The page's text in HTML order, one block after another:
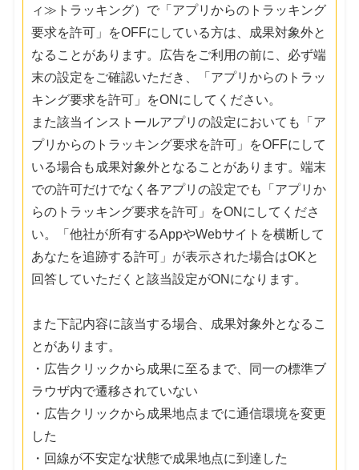
ィ≫トラッキング）で「アプリからのトラッキング
要求を許可」をOFFにしている方は、成果対象外と
なることがあります。広告をご利用の前に、必ず端
末の設定をご確認いただき、「アプリからのトラッ
キング要求を許可」をONにしてください。
また該当インストールアプリの設定においても「ア
プリからのトラッキング要求を許可」をOFFにして
いる場合も成果対象外となることがあります。端末
での許可だけでなく各アプリの設定でも「アプリか
らのトラッキング要求を許可」をONにしてくださ
い。「他社が所有するAppやWebサイトを横断して
あなたを追跡する許可」が表示された場合はOKと
回答していただくと該当設定がONになります。
また下記内容に該当する場合、成果対象外となるこ
とがあります。
・広告クリックから成果に至るまで、同一の標準ブ
ラウザ内で遷移されていない
・広告クリックから成果地点までに通信環境を変更
した
・回線が不安定な状態で成果地点に到達した